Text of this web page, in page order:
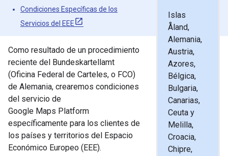
Islas
Åland,
Alemania,
Austria,
Azores,
Bélgica,
Bulgaria,
Canarias,
Ceuta y
Melilla,
Croacia,
Chipre,
Condiciones Específicas de los
Servicios del EEE
Como resultado de un procedimiento
reciente del Bundeskartellamt
(Oficina Federal de Carteles, o FCO)
de Alemania, crearemos condiciones
del servicio de
Google Maps Platform
específicamente para los clientes de
los países y territorios del Espacio
Económico Europeo (EEE).